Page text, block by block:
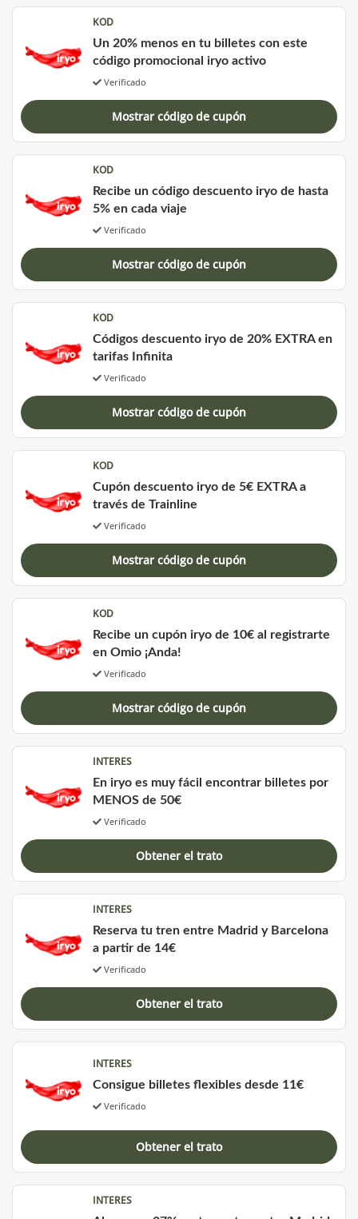
KOD
Un 20% menos en tu billetes con este
código promocional iryo activo
Verificado
Mostrar código de cupón
KOD
Recibe un código descuento iryo de hasta
5% en cada viaje
Verificado
Mostrar código de cupón
KOD
Códigos descuento iryo de 20% EXTRA en
tarifas Infinita
Verificado
Mostrar código de cupón
KOD
Cupón descuento iryo de 5€ EXTRA a
través de Trainline
Verificado
Mostrar código de cupón
KOD
Recibe un cupón iryo de 10€ al registrarte
en Omio ¡Anda!
Verificado
Mostrar código de cupón
INTERES
En iryo es muy fácil encontrar billetes por
MENOS de 50€
Verificado
Obtener el trato
INTERES
Reserva tu tren entre Madrid y Barcelona
a partir de 14€
Verificado
Obtener el trato
INTERES
Consigue billetes flexibles desde 11€
Verificado
Obtener el trato
INTERES